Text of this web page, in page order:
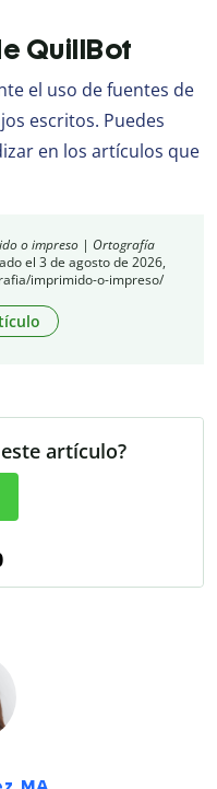
QuillBot
el uso de fuentes de
escritos. Puedes
en los artículos que
o impreso | Ortografía
el 3 de agosto de 2026,
imprimido-o-impreso/
artículo?